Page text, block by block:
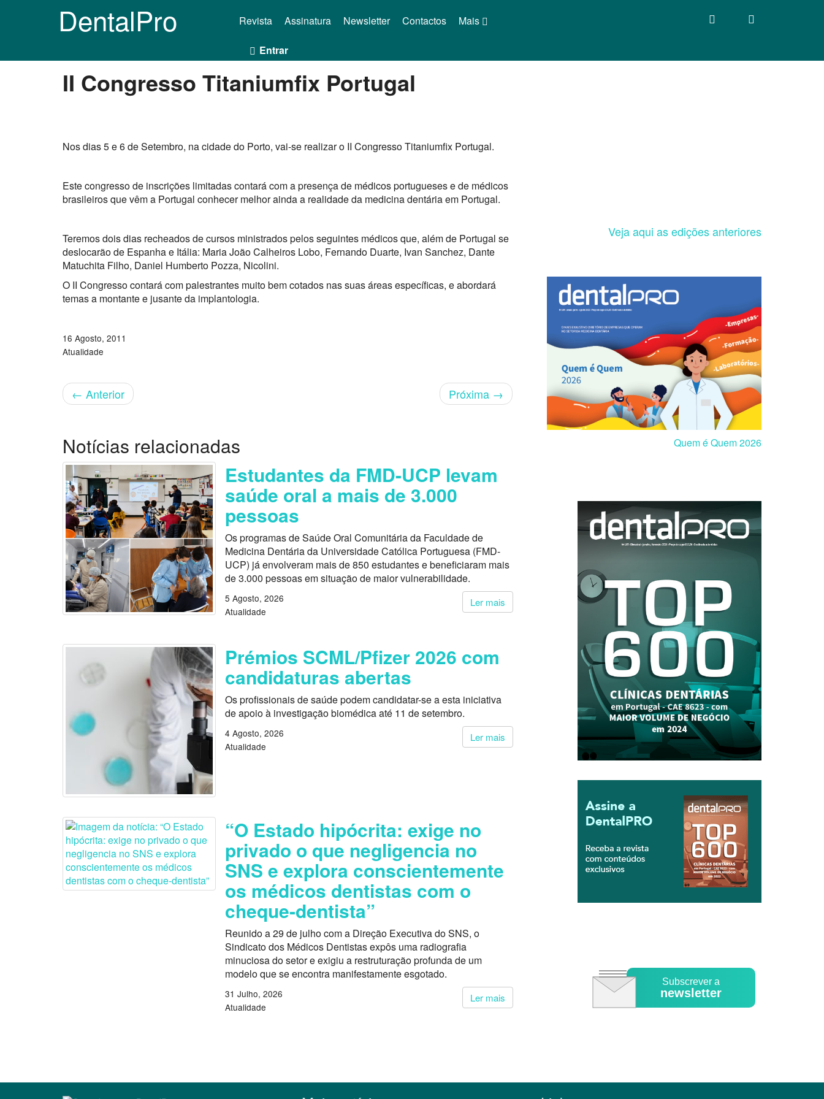
DentalPro Mais
Revista Assinatura Newsletter Contactos
Entrar
II Congresso Titaniumfix Portugal
Nos dias 5 e 6 de Setembro, na cidade do Porto, vai-se realizar o II Congresso Titaniumfix Portugal.
Este congresso de inscrições limitadas contará com a presença de médicos portugueses e de médicos
brasileiros que vêm a Portugal conhecer melhor ainda a realidade da medicina dentária em Portugal.
Teremos dois dias recheados de cursos ministrados pelos seguintes médicos que, além de Portugal se
deslocarão de Espanha e Itália: Maria João Calheiros Lobo, Fernando Duarte, Ivan Sanchez, Dante
Matuchita Filho, Daniel Humberto Pozza, Nicolini.
O II Congresso contará com palestrantes muito bem cotados nas suas áreas específicas, e abordará
temas a montante e jusante da implantologia.
16 Agosto, 2011
Atualidade
← Anterior Próxima →
Veja aqui as edições anteriores
Quem é Quem 2026
Subscrever a
newsletter
Notícias relacionadas
Estudantes da FMD-UCP levam
saúde oral a mais de 3.000
pessoas
Os programas de Saúde Oral Comunitária da Faculdade de
Medicina Dentária da Universidade Católica Portuguesa (FMD-
UCP) já envolveram mais de 850 estudantes e beneficiaram mais
de 3.000 pessoas em situação de maior vulnerabilidade.
Ler mais
5 Agosto, 2026
Atualidade
Prémios SCML/Pfizer 2026 com
candidaturas abertas
Os profissionais de saúde podem candidatar-se a esta iniciativa
de apoio à investigação biomédica até 11 de setembro.
Ler mais
4 Agosto, 2026
Atualidade
“O Estado hipócrita: exige no
privado o que negligencia no
SNS e explora conscientemente
os médicos dentistas com o
cheque-dentista”
Reunido a 29 de julho com a Direção Executiva do SNS, o
Sindicato dos Médicos Dentistas expôs uma radiografia
minuciosa do setor e exigiu a restruturação profunda de um
modelo que se encontra manifestamente esgotado.
Ler mais
31 Julho, 2026
Atualidade